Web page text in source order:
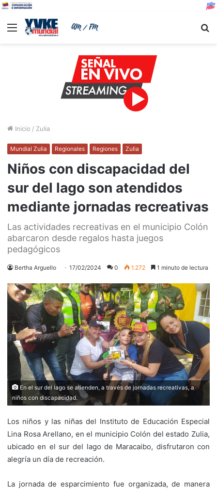
Menu
Inicio / Zulia
Mundial Zulia Regionales Regiones Zulia
Niños con discapacidad del
sur del lago son atendidos
mediante jornadas recreativas
Las actividades recreativas en el municipio Colón
abarcaron desde regalos hasta juegos
pedagógicos
Bertha Arguello 17/02/2024 0 1.272 1 minuto de lectura
En el sur del lago se atienden, a través de jornadas recreativas, a
niños con discapacidad.
Los niños y las niñas del Instituto de Educación Especial
Lina Rosa Arellano, en el municipio Colón del estado Zulia,
ubicado en el sur del lago de Maracaibo, disfrutaron con
alegría un día de recreación.
La jornada de esparcimiento fue organizada, de manera